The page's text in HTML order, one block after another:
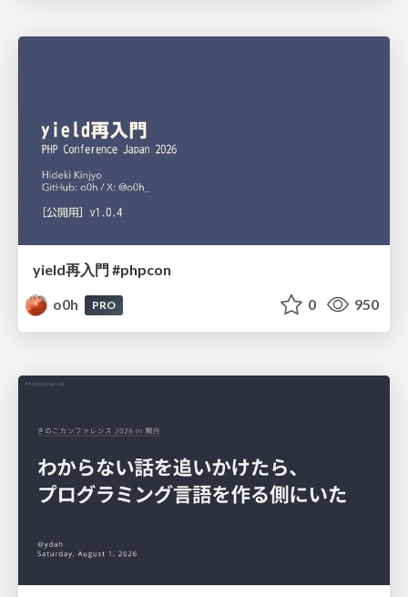
yield再入門 #phpcon
o0h
PRO 0 950